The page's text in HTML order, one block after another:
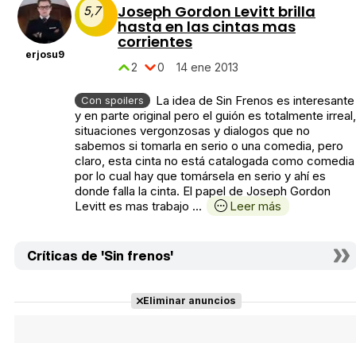
erjosu9
5,7 Joseph Gordon Levitt brilla
hasta en las cintas mas
corrientes
2 0 14 ene 2013
Con spoilers
La idea de Sin Frenos es interesante
y en parte original pero el guión es totalmente irreal,
situaciones vergonzosas y dialogos que no
sabemos si tomarla en serio o una comedia, pero
claro, esta cinta no está catalogada como comedia
por lo cual hay que tomársela en serio y ahí es
donde falla la cinta. El papel de Joseph Gordon
Levitt es mas trabajo ...
Leer más
Críticas de 'Sin frenos'
Eliminar anuncios